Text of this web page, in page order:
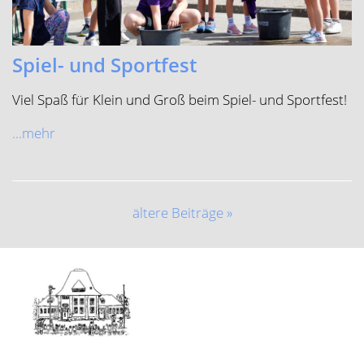
Katholische Grundschule Rinkerode
Mägdestiege 8 48317 Drensteinfurt
Telefon (Schule)02538-8160
E-Mail (OGS)